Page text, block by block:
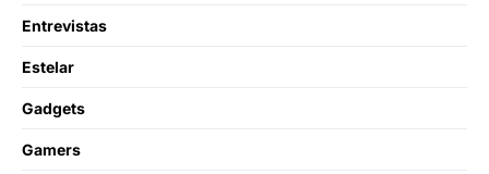
Entrevistas
Estelar
Gadgets
Gamers